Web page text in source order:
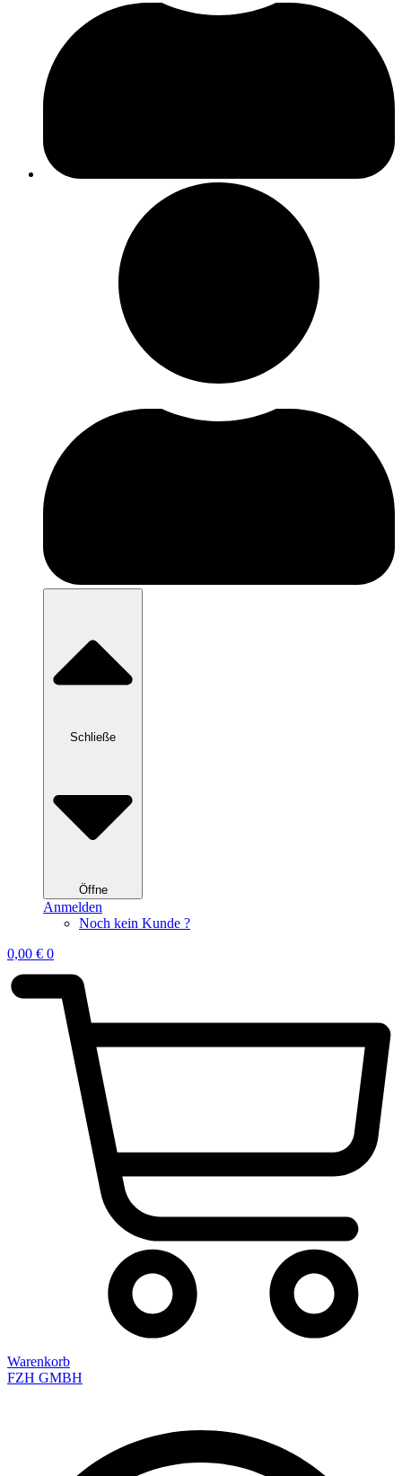
Schließe
Öffne
Anmelden
Noch kein Kunde ?
0,00 € 0
Warenkorb
FZH GMBH